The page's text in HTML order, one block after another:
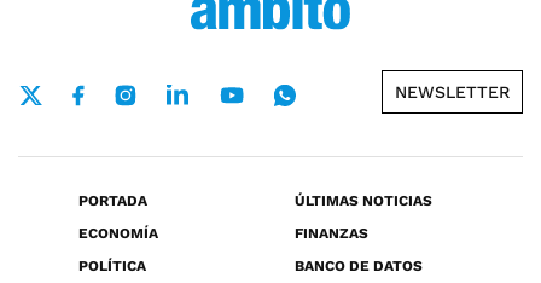
NEWSLETTER
PORTADA
ÚLTIMAS NOTICIAS
ECONOMÍA
FINANZAS
POLÍTICA
BANCO DE DATOS